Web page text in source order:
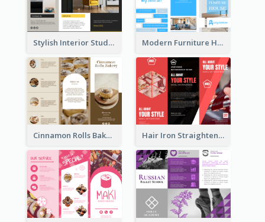
Stylish Interior Studio Brochure Modern Furniture House Brochure
Cinnamon Rolls Bakery Brochure Hair Iron Straighteners Promote Brochure